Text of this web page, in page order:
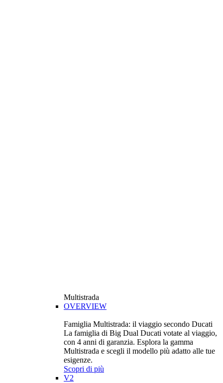
Multistrada
OVERVIEW
Famiglia Multistrada: il viaggio secondo Ducati
La famiglia di Big Dual Ducati votate al viaggio,
con 4 anni di garanzia. Esplora la gamma
Multistrada e scegli il modello più adatto alle tue
esigenze.
Scopri di più
V2